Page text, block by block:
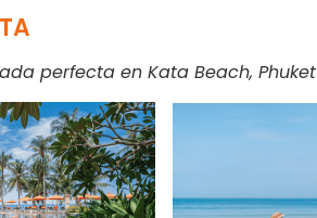
perfecta en Kata Beach, Phuket